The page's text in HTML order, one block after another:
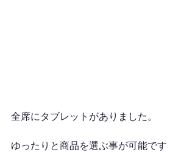
全席にタブレットがありました。
ゆったりと商品を選ぶ事が可能です